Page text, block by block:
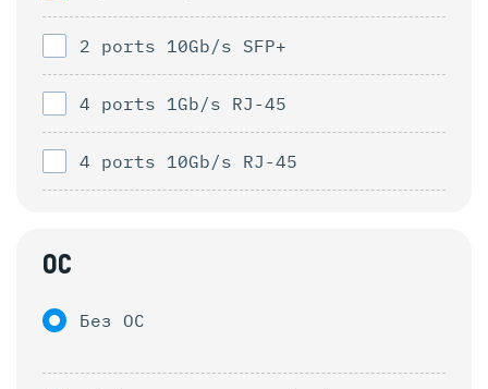
2 ports 10Gb/s SFP+
4 ports 1Gb/s RJ-45
4 ports 10Gb/s RJ-45
ОС
Без ОС